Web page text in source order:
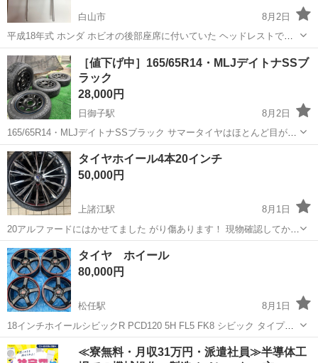
白山市
8月2日
平成18年式 ホンダ ホビオの後部座席に付いていた ヘッドレストです
状態は美品です
石川 白山市 内装、インテリア
［値下げ中］165/65R14・MLJデイトナSSブ
ラック
28,000円
日御子駅
8月2日
165/65R14・MLJデイトナSSブラック サマータイヤはほとんど目が無
いのでおまけ程度に考えて下さい。 ホイール自体は綺麗な方だと思い
ます。 自分はハスラーに履かせていましたがめちゃいい感じでした。
ハスラーを手放すの...
石川 白山市 日御子駅 タイヤ、ホイール
タイヤホイール4本20インチ
50,000円
上諸江駅
8月1日
20アルファードにはかせてました がり傷あります！ 現物確認してから
の購入をお勧めします 中古品ですので ご理解いただける方お願いしま
す！ 追加料金かかりますが タイヤとホイールを外してお渡しも可能で
す！ 3N (ノークレ...
石川 金沢市 上諸江駅
タイヤ ホイール
80,000円
松任駅
8月1日
18インチホイールシビックR PCD120 5H FL5 FK8 シビック タイプ
RFL5型に装着してありました！ 一年程度の使用で、美品です。 ガリ
キズなどありません 外してからも丁寧に扱ってます マルカ MIDホイ
石川 白山市 松任駅 タイヤ、ホイール
≪寮無料・月収31万円・派遣社員≫半導体工